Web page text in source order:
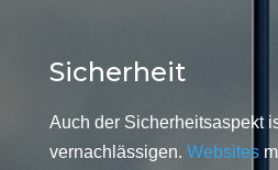
Sicherheit
Auch der Sicherheitsaspekt
vernachlässigen. Websites